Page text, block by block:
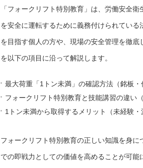
「フォークリフト特別教育」は、労働安全
を安全に運転するために義務付けられてい
を目指す個人の方や、現場の安全管理を徹
を以下の項目に沿って解説します。
最大荷重「1トン未満」の確認方法（銘板・
フォークリフト特別教育と技能講習の違い
1トン未満から取得するメリット（未経験・
フォークリフト特別教育の正しい知識を身
での即戦力としての価値を高めることが可